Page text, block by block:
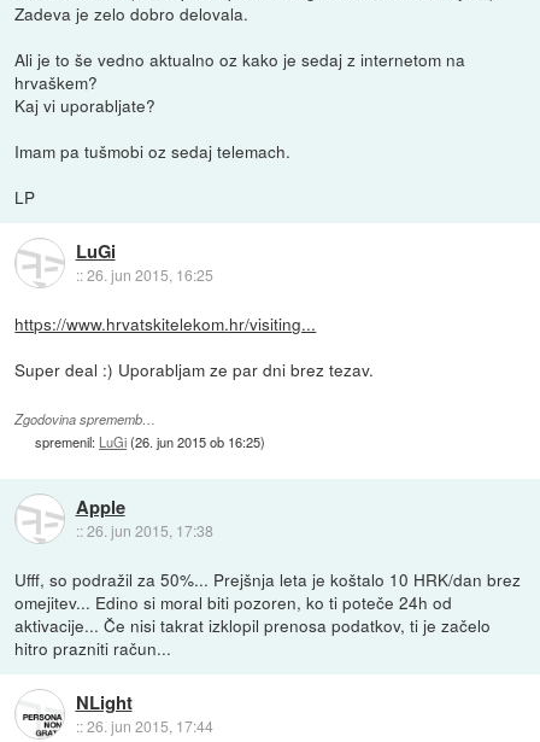
Zadeva je zelo dobro delovala.
Ali je to še vedno aktualno oz kako je sedaj z internetom na
hrvaškem?
Kaj vi uporabljate?
Imam pa tušmobi oz sedaj telemach.
LP
LuGi
::26. jun 2015, 16:25
https://www.hrvatskitelekom.hr/visiting...
Super deal :) Uporabljam ze par dni brez tezav.
Zgodovina sprememb…
spremenil: LuGi(26. jun 2015 ob 16:25)
Apple
::26. jun 2015, 17:38
Ufff, so podražil za 50%... Prejšnja leta je koštalo 10 HRK/dan brez
omejitev... Edino si moral biti pozoren, ko ti poteče 24h od
aktivacije... Če nisi takrat izklopil prenosa podatkov, ti je začelo
hitro prazniti račun...
NLight
::26. jun 2015, 17:44